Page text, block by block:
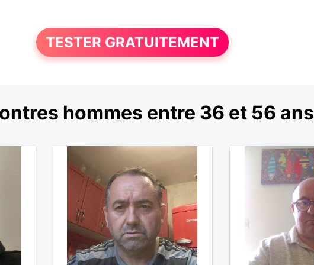
TESTER GRATUITEMENT
hommes entre 36 et 56 ans